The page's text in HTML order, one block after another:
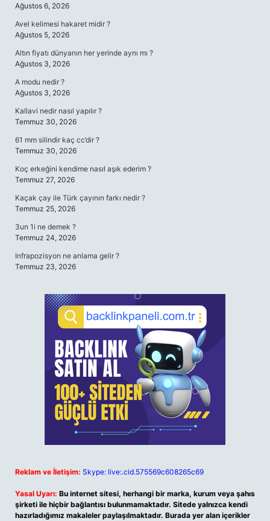
Ağustos 6, 2026
Avel kelimesi hakaret midir ?
Ağustos 5, 2026
Altın fiyatı dünyanın her yerinde aynı mı ?
Ağustos 3, 2026
A modu nedir ?
Ağustos 3, 2026
Kallavi nedir nasıl yapılır ?
Temmuz 30, 2026
61 mm silindir kaç cc’dir ?
Temmuz 30, 2026
Koç erkeğini kendime nasıl aşık ederim ?
Temmuz 27, 2026
Kaçak çay ile Türk çayının farkı nedir ?
Temmuz 25, 2026
3un 1i ne demek ?
Temmuz 24, 2026
Infrapozisyon ne anlama gelir ?
Temmuz 23, 2026
Reklam ve İletişim: Skype: live:.cid.575569c608265c69
Yasal Uyarı: Bu internet sitesi, herhangi bir marka, kurum veya şahıs
şirketi ile hiçbir bağlantısı bulunmamaktadır. Sitede yalnızca kendi
hazırladığımız makaleler paylaşılmaktadır. Burada yer alan içerikler